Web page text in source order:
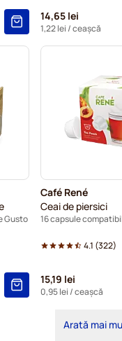
14,65 lei
1,22 lei / ceașcă
Gusto
Café René
Ceai de piersici
16 capsule
4.1 (322)
15,19 lei
0,95 lei / ceașcă
Arată mai